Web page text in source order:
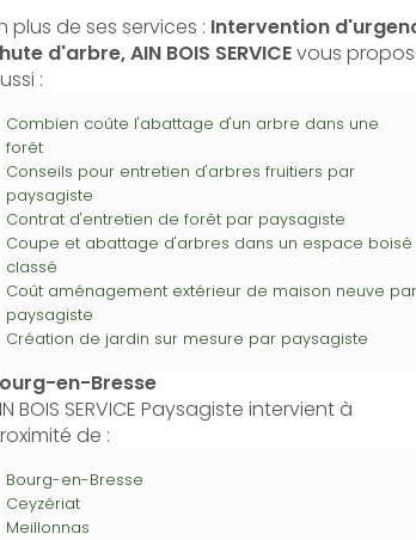
plus de ses services : Intervention
d'arbre, AIN BOIS SERVICEvous
:
Combien coûte l'abattage d'un arbre dans une
forêt
Conseils pour entretien d'arbres fruitiers par
paysagiste
Contrat d'entretien de forêt par paysagiste
Coupe et abattage d'arbres dans un espace boisé
classé
Coût aménagement extérieur de maison neuve par
paysagiste
Création de jardin sur mesure par paysagiste
en-Bresse
BOIS SERVICE Paysagiste intervient à
de :
Bourg-en-Bresse
Ceyzériat
Meillonnas